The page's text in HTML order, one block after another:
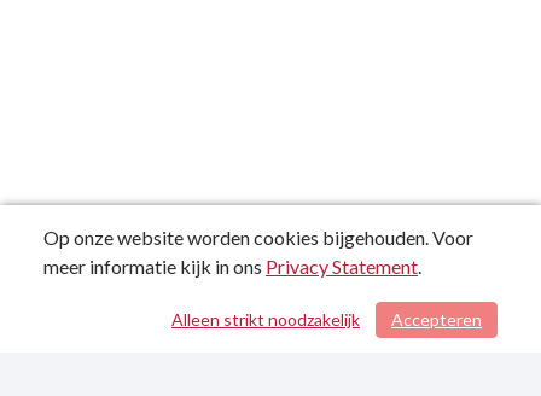
/ 119
Op onze website worden cookies bijgehouden. Voor
meer informatie kijk in ons Privacy Statement.
Accepteren
Alleen strikt noodzakelijk